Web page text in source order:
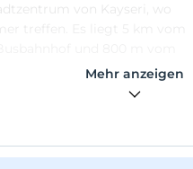
von Kayseri, wo
Mehr anzeigen